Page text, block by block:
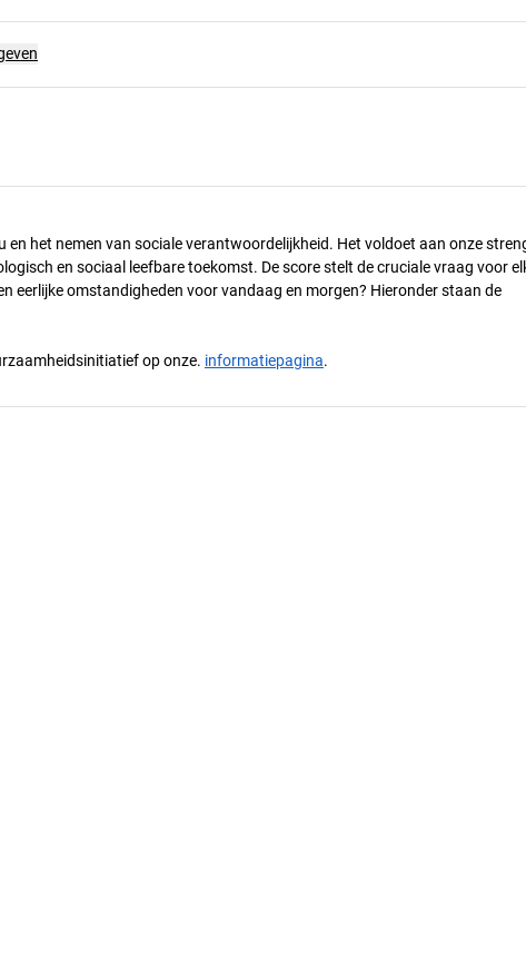
het nemen van sociale verantwoordelijkheid. Het voldoet aan onze
en sociaal leefbare toekomst. De score stelt de cruciale vraag voor
eerlijke omstandigheden voor vandaag en morgen? Hieronder staan de
op onze. informatiepagina.